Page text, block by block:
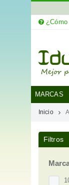
MARCAS
¿Cómo
MARCAS
Inicio
Filtros